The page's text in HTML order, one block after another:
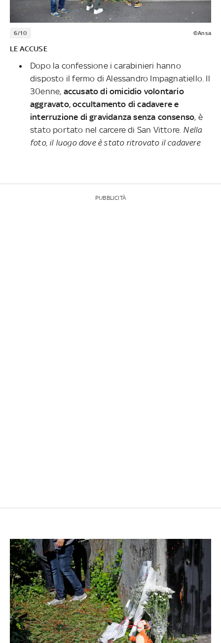
6/10 ©Ansa
LE ACCUSE
Dopo la confessione i carabinieri hanno
disposto il fermo di Alessandro Impagnatiello. Il
30enne, accusato di omicidio volontario
aggravato, occultamento di cadavere e
interruzione di gravidanza senza consenso, è
stato portato nel carcere di San Vittore. Nella
foto, il luogo dove è stato ritrovato il cadavere
PUBBLICITÀ